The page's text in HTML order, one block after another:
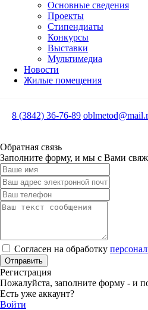
Основные сведения
Проекты
Стипендиаты
Конкурсы
Выставки
Мультимедиа
Новости
Жилые помещения
8 (3842) 36-76-89
Обратная связь
Заполните форму, и мы с Вами
Согласен на обработку
Отправить
Регистрация
Пожалуйста, заполните форму - и
Есть уже аккаунт?
Войти